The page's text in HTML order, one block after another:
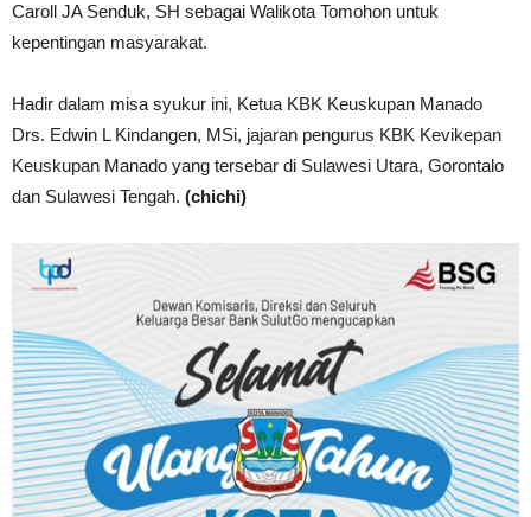
Caroll JA Senduk, SH sebagai Walikota Tomohon untuk
kepentingan masyarakat.
Hadir dalam misa syukur ini, Ketua KBK Keuskupan Manado
Drs. Edwin L Kindangen, MSi, jajaran pengurus KBK Kevikepan
Keuskupan Manado yang tersebar di Sulawesi Utara, Gorontalo
dan Sulawesi Tengah. (chichi)